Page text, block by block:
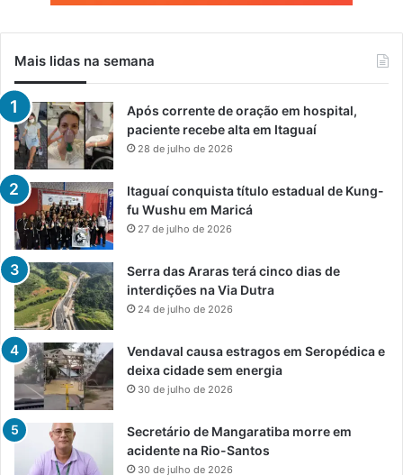
Mais lidas na semana
Após corrente de oração em hospital,
paciente recebe alta em Itaguaí
28 de julho de 2026
Itaguaí conquista título estadual de Kung-
fu Wushu em Maricá
27 de julho de 2026
Serra das Araras terá cinco dias de
interdições na Via Dutra
24 de julho de 2026
Vendaval causa estragos em Seropédica e
deixa cidade sem energia
30 de julho de 2026
Secretário de Mangaratiba morre em
acidente na Rio-Santos
30 de julho de 2026